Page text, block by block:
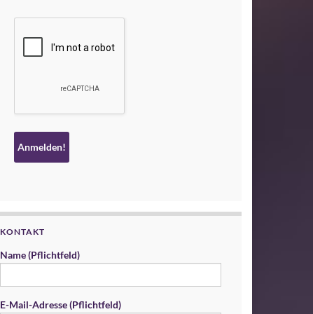
KONTAKT
Name (Pflichtfeld)
E-Mail-Adresse (Pflichtfeld)